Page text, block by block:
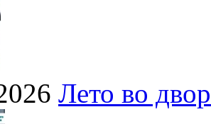
Лето во